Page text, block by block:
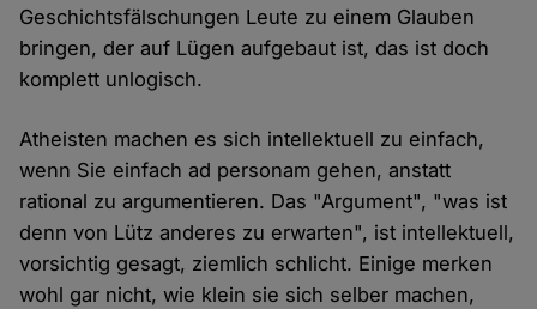
Geschichtsfälschungen Leute zu einem Glauben
bringen, der auf Lügen aufgebaut ist, das ist doch
komplett unlogisch.
Atheisten machen es sich intellektuell zu einfach,
wenn Sie einfach ad personam gehen, anstatt
rational zu argumentieren. Das "Argument", "was ist
denn von Lütz anderes zu erwarten", ist intellektuell,
vorsichtig gesagt, ziemlich schlicht. Einige merken
wohl gar nicht, wie klein sie sich selber machen,